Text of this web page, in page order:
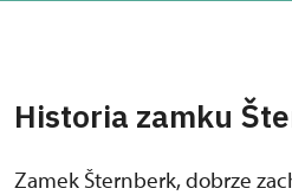
Historia zamku
Zamek Šternberk, dobrze